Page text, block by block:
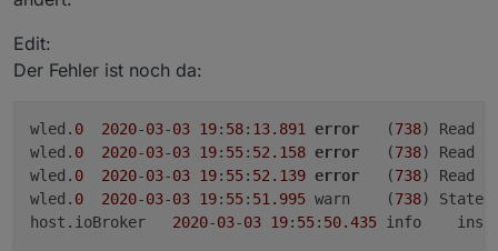
Edit:
Der Fehler ist noch da:
wled. 0 2020-03-03 19: 58: 13.891 error
	(
738) Read
wled. 0 2020-03-03 19: 55: 52.158 error
	(
738) Read
wled. 0 2020-03-03 19: 55: 52.139 error
	(
738) Read
wled. 0 2020-03-03 19: 55: 51.995
	warn	(
738) State
2020-03-03 19: 55: 50.435
info